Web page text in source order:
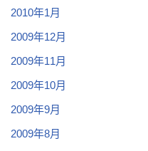
2010年1月
2009年12月
2009年11月
2009年10月
2009年9月
2009年8月